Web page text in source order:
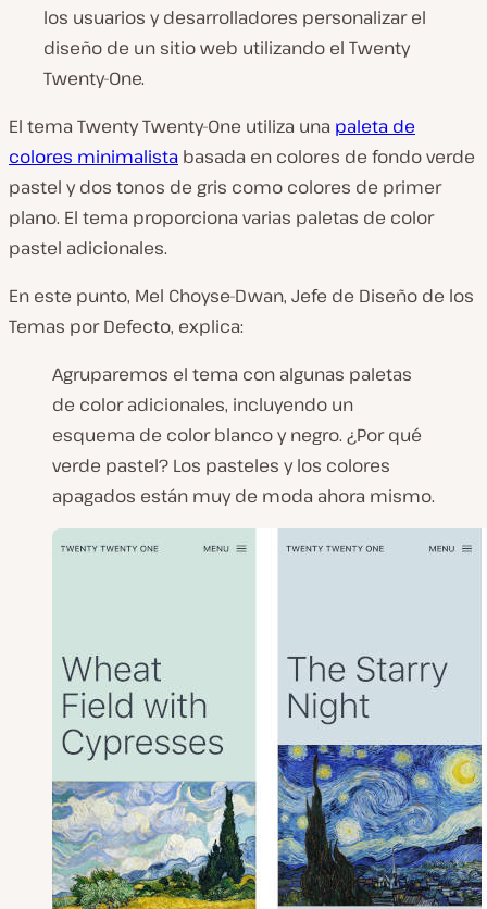
los usuarios y desarrolladores personalizar el
diseño de un sitio web utilizando el Twenty
Twenty-One.
El tema Twenty Twenty-One utiliza una paleta de
colores minimalista basada en colores de fondo verde
pastel y dos tonos de gris como colores de primer
plano. El tema proporciona varias paletas de color
pastel adicionales.
En este punto, Mel Choyse-Dwan, Jefe de Diseño de los
Temas por Defecto, explica:
Agruparemos el tema con algunas paletas
de color adicionales, incluyendo un
esquema de color blanco y negro. ¿Por qué
verde pastel? Los pasteles y los colores
apagados están muy de moda ahora mismo.